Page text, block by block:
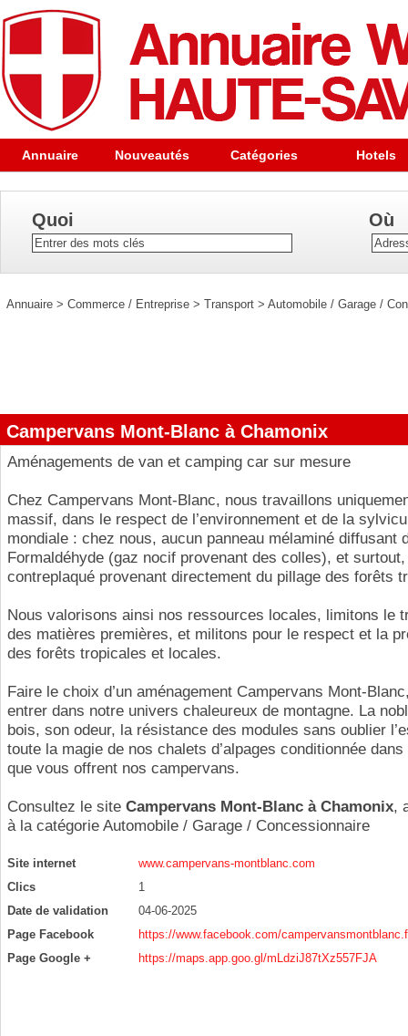
Annuaire Nouveautés Catégories Hotels
Quoi Où
Annuaire > Commerce / Entreprise > Transport > Automobile / Garage /
Campervans Mont-Blanc à Chamonix
Aménagements de van et camping car sur mesure
Chez Campervans Mont-Blanc, nous travaillons
massif, dans le respect de l’environnement et de la
mondiale : chez nous, aucun panneau mélaminé diffusant
Formaldéhyde (gaz nocif provenant des colles), et
contreplaqué provenant directement du pillage des forêts
Nous valorisons ainsi nos ressources locales, limitons le
des matières premières, et militons pour le respect et la
des forêts tropicales et locales.
Faire le choix d’un aménagement Campervans Mont-
entrer dans notre univers chaleureux de montagne. La
bois, son odeur, la résistance des modules sans oublier
toute la magie de nos chalets d’alpages conditionnée dans
que vous offrent nos campervans.
Consultez le site Campervans Mont-Blanc à Chamonix,
à la catégorie Automobile / Garage / Concessionnaire
Site internet
www.campervans-montblanc.com
Clics
1
Date de validation
04-06-2025
Page Facebook
https://www.facebook.com/
Page Google +
https://maps.app.goo.gl/mLdziJ87tXz557FJA